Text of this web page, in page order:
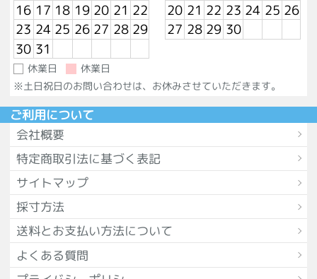
16 17 18 19 20 21 22
23 24 25 26 27 28 29
30 31
20 21 22 23 24 25 26
27 28 29 30
休業日
休業日
※土日祝日のお問い合わせは、お休みさせていただきます。
ご利用について
会社概要
特定商取引法に基づく表記
サイトマップ
採寸方法
送料とお支払い方法について
よくある質問